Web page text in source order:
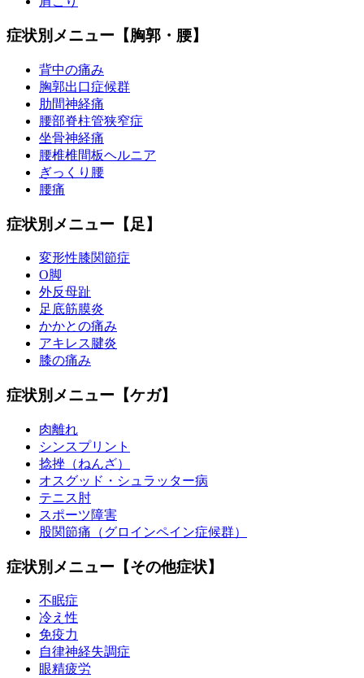
症状別メニュー【胸郭・腰】
背中の痛み
胸郭出口症候群
肋間神経痛
腰部脊柱管狭窄症
坐骨神経痛
腰椎椎間板ヘルニア
ぎっくり腰
腰痛
症状別メニュー【足】
変形性膝関節症
O脚
外反母趾
足底筋膜炎
かかとの痛み
アキレス腱炎
膝の痛み
症状別メニュー【ケガ】
肉離れ
シンスプリント
捻挫（ねんざ）
オスグッド・シュラッター病
テニス肘
スポーツ障害
股関節痛（グロインペイン症候群）
症状別メニュー【その他症状】
不眠症
冷え性
免疫力
自律神経失調症
眼精疲労